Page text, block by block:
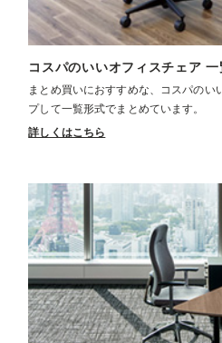
コスパのいいオフィスチェア 一
まとめ買いにおすすめな、コスパのい
プして一覧形式でまとめています。
詳しくはこちら